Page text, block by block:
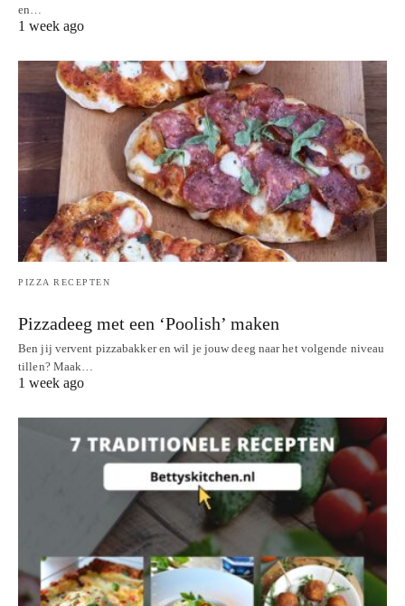
en…
1 week ago
PIZZA RECEPTEN
Pizzadeeg met een ‘Poolish’ maken
Ben jij vervent pizzabakker en wil je jouw deeg naar het volgende niveau
tillen? Maak…
1 week ago